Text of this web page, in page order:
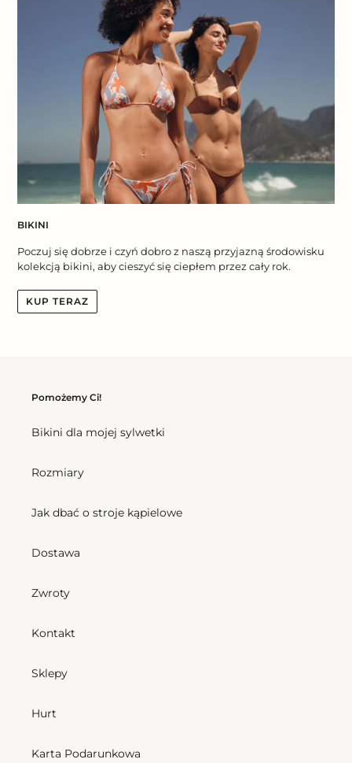
BIKINI
Poczuj się dobrze i czyń dobro z naszą przyjazną środowisku
kolekcją bikini, aby cieszyć się ciepłem przez cały rok.
KUP TERAZ
Pomożemy Ci!
Bikini dla mojej sylwetki
Rozmiary
Jak dbać o stroje kąpielowe
Dostawa
Zwroty
Kontakt
Sklepy
Hurt
Karta Podarunkowa